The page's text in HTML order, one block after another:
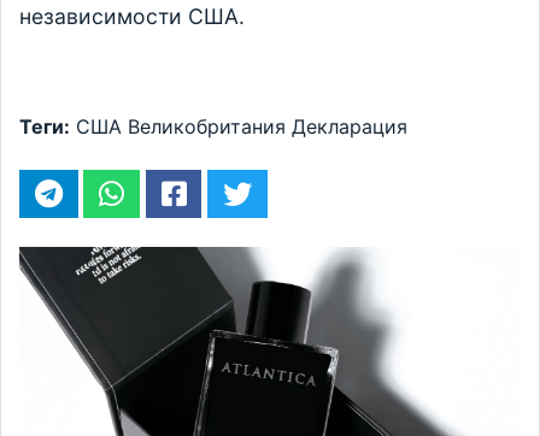
независимости США.
Теги: США Великобритания Декларация